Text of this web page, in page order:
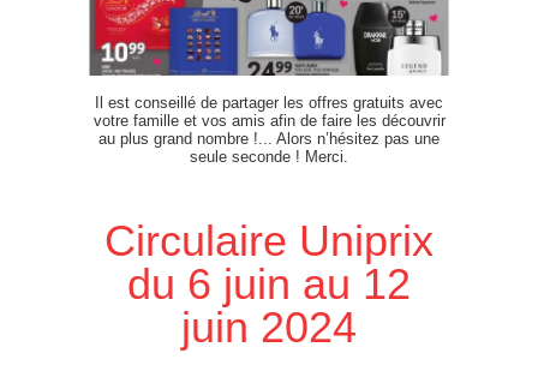
Il est conseillé de partager les offres gratuits avec
votre famille et vos amis afin de faire les découvrir
au plus grand nombre !... Alors n’hésitez pas une
seule seconde ! Merci.
Circulaire Uniprix
du 6 juin au 12
juin 2024